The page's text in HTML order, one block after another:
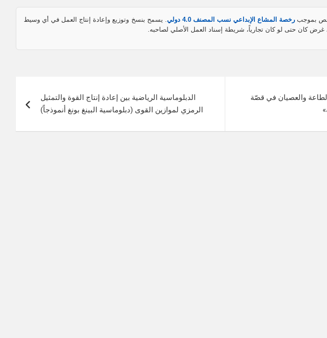
بموجب رخصة المشاع الإبداعي نسب المصنف 4.0 دولي
. يسمح بنسخ وتوزيع وإعادة إنتاج العمل في أي وسيط
غرض كان حتى لو كان تجارياً، شريطة إسناد العمل الأصلي لصاحبه.
الطاعة والعصيان في قصّة
الدبلوماسية الرياضية بين إعادة إنتاج القوة والتمثيل
الرمزي لموازين القوى (دبلوماسية البينغ بونغ أنموذجاً)